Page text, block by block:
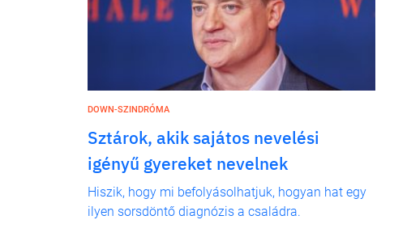
DOWN-SZINDRÓMA
Sztárok, akik sajátos nevelési
igényű gyereket nevelnek
Hiszik, hogy mi befolyásolhatjuk, hogyan hat egy
ilyen sorsdöntő diagnózis a családra.